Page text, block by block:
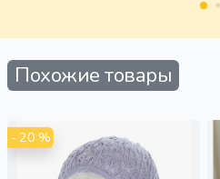
Похожие товары
- 20 %